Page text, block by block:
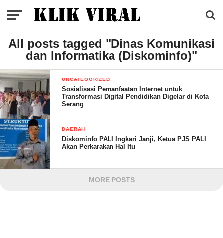
All posts tagged "Dinas Komunikasi
dan Informatika (Diskominfo)"
UNCATEGORIZED
Sosialisasi Pemanfaatan Internet untuk
Transformasi Digital Pendidikan Digelar di Kota
Serang
DAERAH
Diskominfo PALI Ingkari Janji, Ketua PJS PALI
Akan Perkarakan Hal Itu
MORE POSTS